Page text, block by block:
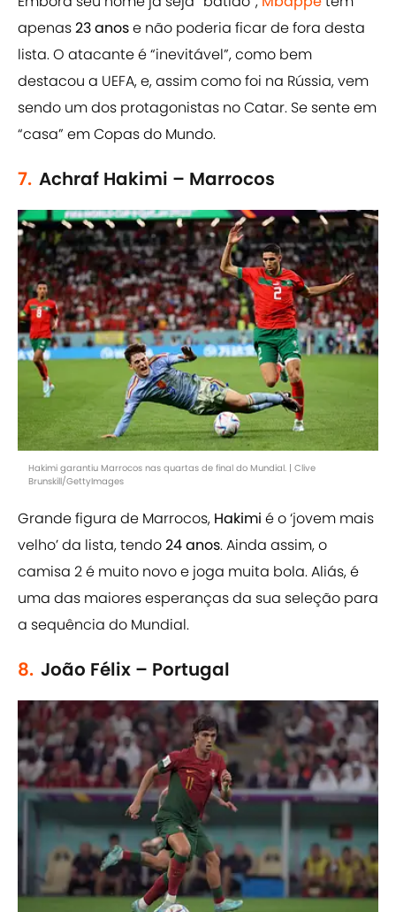
apenas23 anose não poderia ficar de fora desta
lista. O atacante é “inevitável”, como bem
destacou a UEFA, e, assim como foi na Rússia, vem
sendo um dos protagonistas no Catar. Se sente em
“casa” em Copas do Mundo.
7. Achraf Hakimi – Marrocos
Hakimi garantiu Marrocos nas quartas de final do Mundial. | Clive
Brunskill/GettyImages
Grande figura de Marrocos, Hakimi é o ‘jovem mais
velho’ da lista, tendo24 anos. Ainda assim, o
camisa 2 é muito novo e joga muita bola. Aliás, é
uma das maiores esperanças da sua seleção para
a sequência do Mundial.
8. João Félix – Portugal